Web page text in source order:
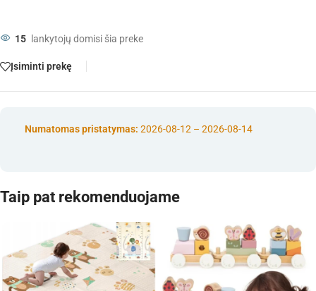
15 lankytojų domisi šia preke
Įsiminti prekę
Numatomas pristatymas: 2026-08-12 – 2026-08-14
Taip pat rekomenduojame